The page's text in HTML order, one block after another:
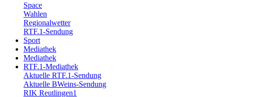
Space
Wahlen
Regionalwetter
RTF.1-Sendung
Sport
Mediathek
Mediathek
RTF.1-Mediathek
Aktuelle RTF.1-Sendung
Aktuelle BWeins-Sendung
RIK Reutlingen1